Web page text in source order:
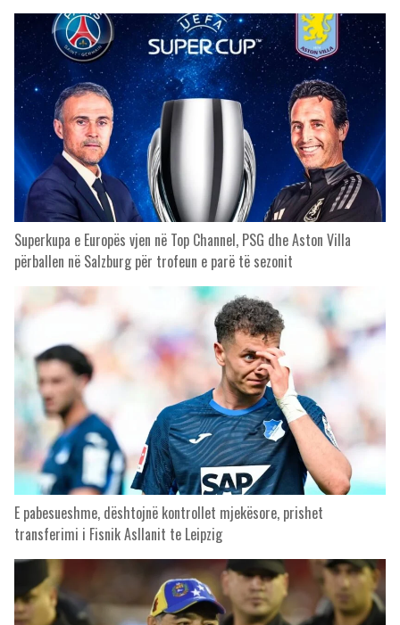
Superkupa e Europës vjen në Top Channel, PSG dhe Aston Villa
përballen në Salzburg për trofeun e parë të sezonit
E pabesueshme, dështojnë kontrollet mjekësore, prishet
transferimi i Fisnik Asllanit te Leipzig